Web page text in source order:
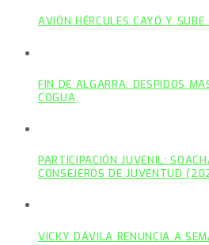
AVIÓN HÉRCULES CAYÓ Y
FIN DE ALGARRA: DESPIDOS
COGUA
PARTICIPACIÓN JUVENIL:
CONSEJEROS DE JUVENTUD
VICKY DÁVILA RENUNCIA A